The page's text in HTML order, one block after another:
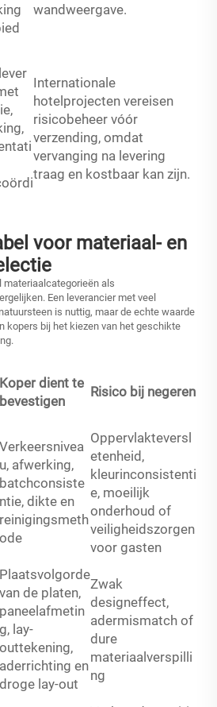
wandweergave.
Internationale
hotelprojecten vereisen
risicobeheer vóór
verzending, omdat
vervanging na levering
traag en kostbaar kan zijn.
voor materiaal- en
als
Een leverancier met veel
is nuttig, maar de echte waarde
kopers bij het kiezen van het geschikte
Koper dient te
bevestigen
Risico bij negeren
Verkeersnivea
u, afwerking,
batchconsiste
ntie, dikte en
reinigingsmeth
ode
Oppervlakteversl
etenheid,
kleurinconsistenti
e, moeilijk
onderhoud of
veiligheidszorgen
voor gasten
Plaatsvolgorde
van de platen,
paneelafmetin
g, lay-
outtekening,
aderrichting en
droge lay-out
Zwak
designeffect,
adermismatch of
dure
materiaalverspilli
ng